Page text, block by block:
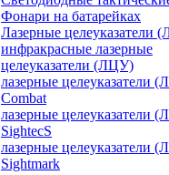
Фонари на батарейках
Лазерные целеуказатели
инфракрасные лазерные
целеуказатели (ЛЦУ)
лазерные целеуказатели
Combat
лазерные целеуказатели
SightecS
лазерные целеуказатели
Sightmark